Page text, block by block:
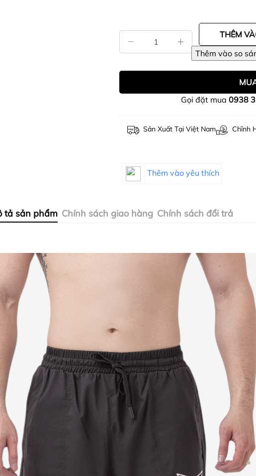
THÊM
Gọi đặt mua 0938
Sản Xuất Tại Việt Nam Chĩnh
Thêm vào yêu thích
tả sản phẩm Chính sách giao hàng Chính sách đổi trả